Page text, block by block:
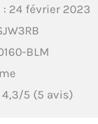
24 février 2023
BLM
5 (5 avis)